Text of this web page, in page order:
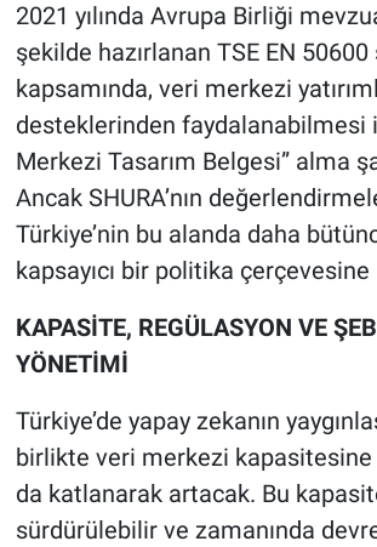
2021 yılında Avrupa Birliği
şekilde hazırlanan TSE EN 50600
kapsamında, veri merkezi
desteklerinden faydalanabilmesi
Merkezi Tasarım Belgesi” alma
Ancak SHURA’nın
Türkiye’nin bu alanda daha
kapsayıcı bir politika çerçevesine
KAPASİTE, REGÜLASYON VE
YÖNETİMİ
Türkiye’de yapay zekanın
birlikte veri merkezi
da katlanarak artacak. Bu
sürdürülebilir ve zamanında